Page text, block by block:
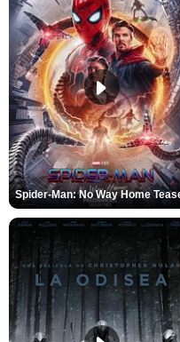
Spider-Man: No Way Home